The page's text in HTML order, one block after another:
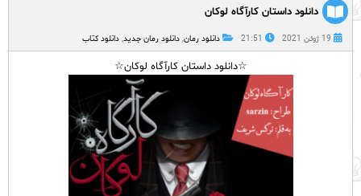
دانلود داستان کارآگاه لوکان
19 ژوئن 2021 21:51 دانلود رمان, دانلود رمان جدید, دانلود کتاب
☆دانلود داستان کارآگاه لوکان☆